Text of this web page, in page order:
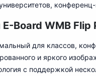
конференц-
Board WMB Flip
для классов,
и яркого
с поддержкой